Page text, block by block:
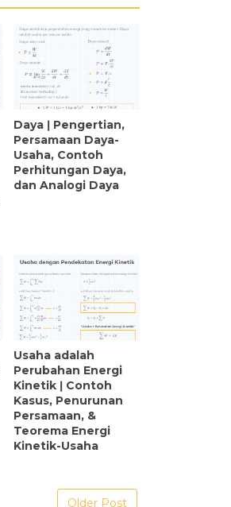
Daya ǀ Pengertian,
Persamaan Daya-
Usaha, Contoh
Perhitungan Daya,
dan Analogi Daya
Usaha adalah
Perubahan Energi
Kinetik ǀ Contoh
Kasus, Penurunan
Persamaan, &
Teorema Energi
Kinetik-Usaha
Older Post